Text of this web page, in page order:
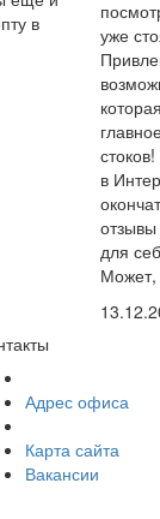
в
уже
в
для
Может,
Адрес офиса
Карта сайта
Вакансии